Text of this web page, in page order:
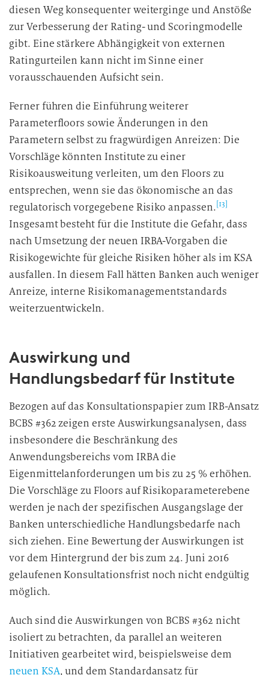
diesen Weg konsequenter weiterginge und Anstöße
zur Verbesserung der Rating- und Scoringmodelle
gibt. Eine stärkere Abhängigkeit von externen
Ratingurteilen kann nicht im Sinne einer
vorausschauenden Aufsicht sein.
Ferner führen die Einführung weiterer
Parameterfloors sowie Änderungen in den
Parametern selbst zu fragwürdigen Anreizen: Die
Vorschläge könnten Institute zu einer
Risikoausweitung verleiten, um den Floors zu
entsprechen, wenn sie das ökonomische an das
regulatorisch vorgegebene Risiko anpassen. [13]
Insgesamt besteht für die Institute die Gefahr, dass
nach Umsetzung der neuen IRBA-Vorgaben die
Risikogewichte für gleiche Risiken höher als im KSA
ausfallen. In diesem Fall hätten Banken auch weniger
Anreize, interne Risikomanagementstandards
weiterzuentwickeln.
Auswirkung und
Handlungsbedarf für Institute
Bezogen auf das Konsultationspapier zum IRB-Ansatz
BCBS #362 zeigen erste Auswirkungsanalysen, dass
insbesondere die Beschränkung des
Anwendungsbereichs vom IRBA die
Eigenmittelanforderungen um bis zu 25 % erhöhen.
Die Vorschläge zu Floors auf Risikoparameterebene
werden je nach der spezifischen Ausgangslage der
Banken unterschiedliche Handlungsbedarfe nach
sich ziehen. Eine Bewertung der Auswirkungen ist
vor dem Hintergrund der bis zum 24. Juni 2016
gelaufenen Konsultationsfrist noch nicht endgültig
möglich.
Auch sind die Auswirkungen von BCBS #362 nicht
isoliert zu betrachten, da parallel an weiteren
Initiativen gearbeitet wird, beispielsweise dem
neuen KSA, und dem Standardansatz für